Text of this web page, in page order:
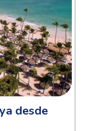
desde